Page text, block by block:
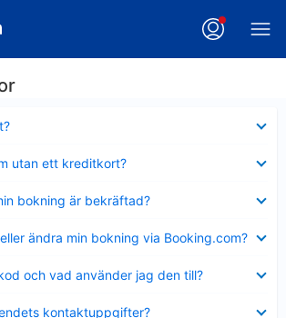
utan ett kreditkort?
bokning är bekräftad?
ändra min bokning via Booking.com?
och vad använder jag den till?
kontaktuppgifter?